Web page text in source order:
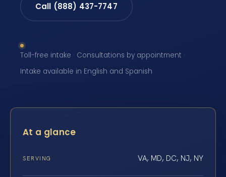
Call (888) 437-7747
Toll-free intake · Consultations by appointment ·
Intake available in English and Spanish
At a glance
SERVING VA, MD, DC, NJ, NY